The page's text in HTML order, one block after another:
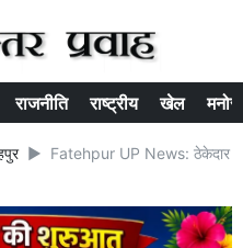
राजनीति राष्ट्रीय खेल
Fatehpur UP News: ठेकेदार